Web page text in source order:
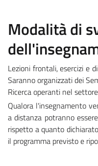
Modalità di
Lezioni frontali, esercizi e
Saranno organizzati dei
Ricerca operanti nel
Qualora l'insegnamento
a distanza potranno
rispetto a quanto
il programma previsto e